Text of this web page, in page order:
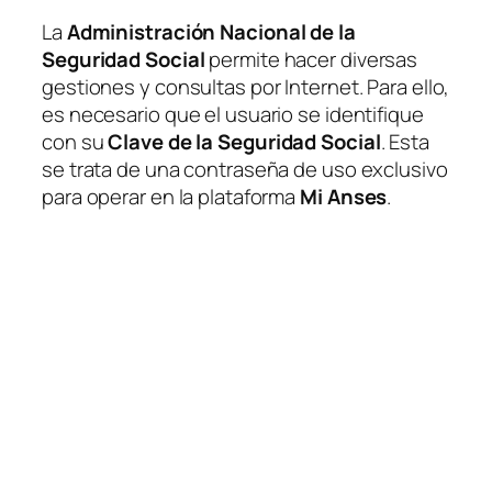
LaAdministración Nacional de la
Seguridad Socialpermite hacer diversas
gestiones y consultas por Internet. Para ello,
es necesario que el usuario se identifique
con suClave de la Seguridad Social. Esta
se trata de una contraseña de uso exclusivo
para operar en la plataforma Mi Anses.